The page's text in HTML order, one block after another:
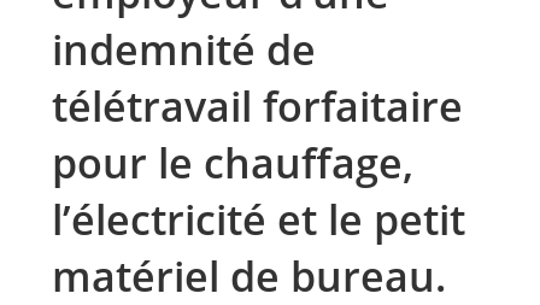
indemnité de
télétravail forfaitaire
pour le chauffage,
l’électricité et le petit
matériel de bureau.